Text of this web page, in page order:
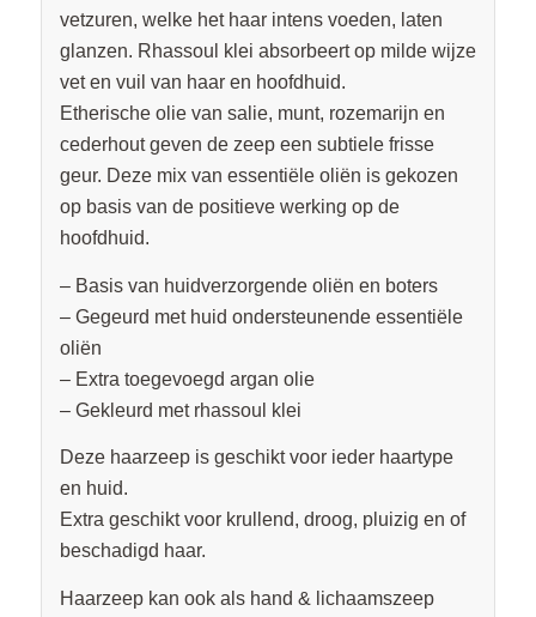
vetzuren, welke het haar intens voeden, laten
glanzen. Rhassoul klei absorbeert op milde wijze
vet en vuil van haar en hoofdhuid.
Etherische olie van salie, munt, rozemarijn en
cederhout geven de zeep een subtiele frisse
geur. Deze mix van essentiële oliën is gekozen
op basis van de positieve werking op de
hoofdhuid.
– Basis van huidverzorgende oliën en boters
– Gegeurd met huid ondersteunende essentiële
oliën
– Extra toegevoegd argan olie
– Gekleurd met rhassoul klei
Deze haarzeep is geschikt voor ieder haartype
en huid.
Extra geschikt voor krullend, droog, pluizig en of
beschadigd haar.
Haarzeep kan ook als hand & lichaamszeep